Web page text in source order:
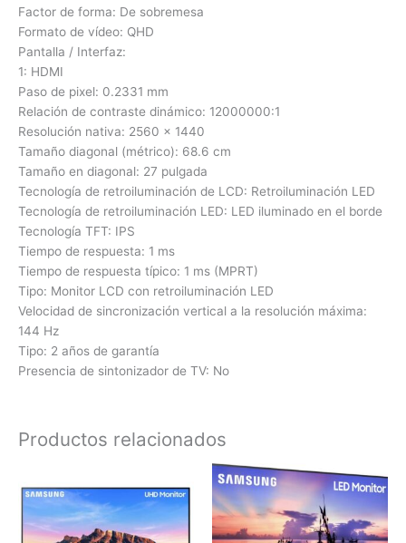
Factor de forma: De sobremesa
Formato de vídeo: QHD
Pantalla / Interfaz:
1: HDMI
Paso de pixel: 0.2331 mm
Relación de contraste dinámico: 12000000:1
Resolución nativa: 2560 x 1440
Tamaño diagonal (métrico): 68.6 cm
Tamaño en diagonal: 27 pulgada
Tecnología de retroiluminación de LCD: Retroiluminación LED
Tecnología de retroiluminación LED: LED iluminado en el borde
Tecnología TFT: IPS
Tiempo de respuesta: 1 ms
Tiempo de respuesta típico: 1 ms (MPRT)
Tipo: Monitor LCD con retroiluminación LED
Velocidad de sincronización vertical a la resolución máxima:
144 Hz
Tipo: 2 años de garantía
Presencia de sintonizador de TV: No
Productos relacionados